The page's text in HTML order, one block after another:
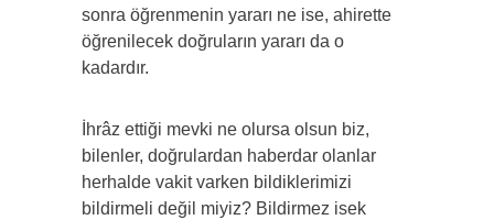
sonra öğrenmenin yararı ne ise, ahirette
öğrenilecek doğruların yararı da o
kadardır.
İhrâz ettiği mevki ne olursa olsun biz,
bilenler, doğrulardan haberdar olanlar
herhalde vakit varken bildiklerimizi
bildirmeli değil miyiz? Bildirmez isek